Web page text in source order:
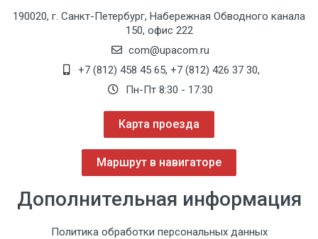
190020, г. Санкт-Петербург, Набережная Обводного канала
150, офис 222
com@upacom.ru
+7 (812) 458 45 65, +7 (812) 426 37 30,
Пн-Пт 8:30 - 17:30
Карта проезда
Маршрут в навигаторе
Дополнительная информация
Политика обработки персональных данных